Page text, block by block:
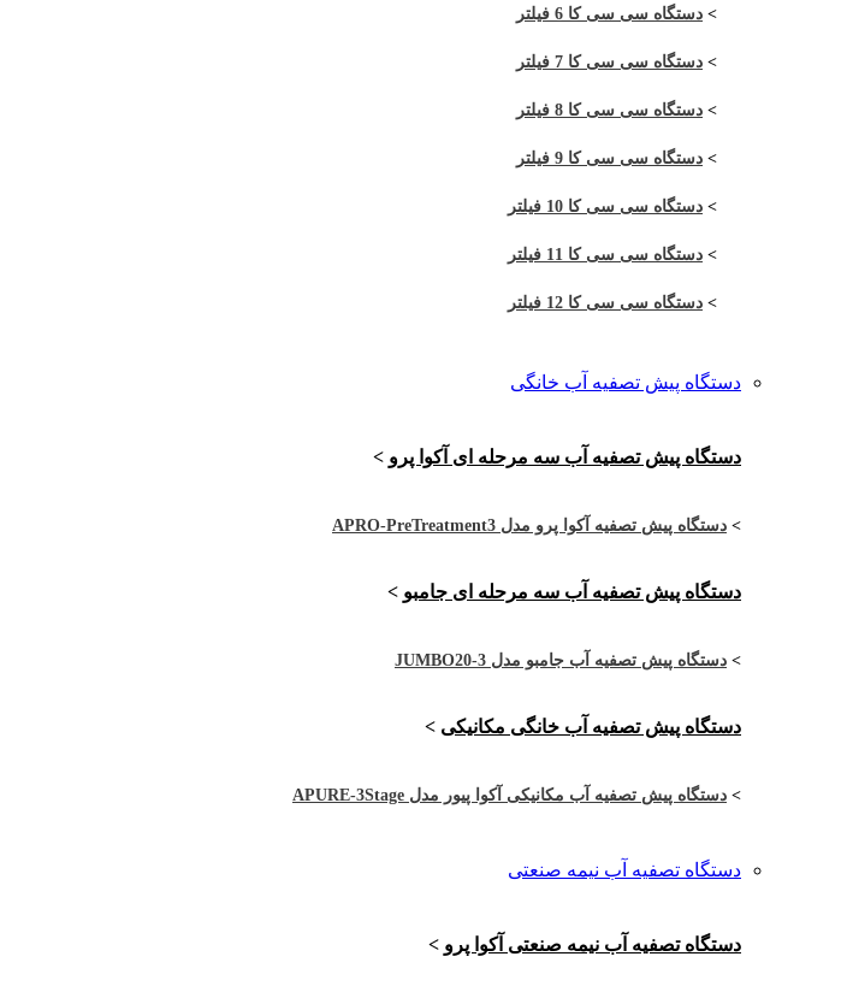
> دستگاه سی سی کا 6 فیلتر
> دستگاه سی سی کا 7 فیلتر
> دستگاه سی سی کا 8 فیلتر
> دستگاه سی سی کا 9 فیلتر
> دستگاه سی سی کا 10 فیلتر
> دستگاه سی سی کا 11 فیلتر
> دستگاه سی سی کا 12 فیلتر
دستگاه پیش تصفیه آب خانگی
دستگاه پیش تصفیه آب سه مرحله ای آکوا پرو >
> دستگاه پیش تصفیه آکوا پرو مدل APRO-PreTreatment3
دستگاه پیش تصفیه آب سه مرحله ای جامبو >
> دستگاه پیش تصفیه آب جامبو مدل JUMBO20-3
دستگاه پیش تصفیه آب خانگی مکانیکی >
> دستگاه پیش تصفیه آب مکانیکی آکوا پیور مدل APURE-3Stage
دستگاه تصفیه آب نیمه صنعتی
دستگاه تصفیه آب نیمه صنعتی آکوا پرو >